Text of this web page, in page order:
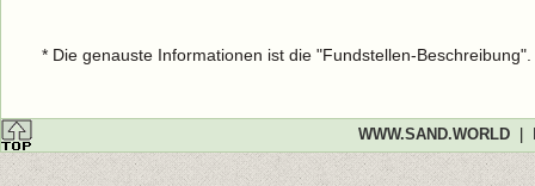
* Die genauste Informationen ist die "Fundstellen-
WWW.SAND.WORLD|